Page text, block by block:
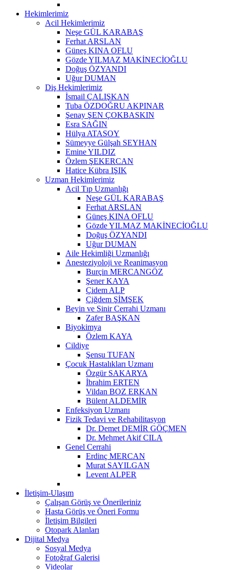
Hekimlerimiz
Acil Hekimlerimiz
Neşe GÜL KARABAŞ
Ferhat ARSLAN
Güneş KINA OFLU
Gözde YILMAZ MAKİNECİOĞLU
Doğuş ÖZYANDI
Uğur DUMAN
Diş Hekimlerimiz
İsmail ÇALIŞKAN
Tuba ÖZDOĞRU AKPINAR
Şenay ŞEN ÇOKBASKIN
Esra SAĞIN
Hülya ATASOY
Sümeyye Gülşah SEYHAN
Emine YILDIZ
Özlem ŞEKERCAN
Hatice Kübra IŞIK
Uzman Hekimlerimiz
Acil Tıp Uzmanlığı
Neşe GÜL KARABAŞ
Ferhat ARSLAN
Güneş KINA OFLU
Gözde YILMAZ MAKİNECİOĞLU
Doğuş ÖZYANDI
Uğur DUMAN
Aile Hekimliği Uzmanlığı
Anesteziyoloji ve Reanimasyon
Burçin MERCANGÖZ
Şener KAYA
Çidem ALP
Çiğdem ŞİMŞEK
Beyin ve Sinir Cerrahi Uzmanı
Zafer BAŞKAN
Biyokimya
Özlem KAYA
Cildiye
Şensu TUFAN
Çocuk Hastalıkları Uzmanı
Özgür SAKARYA
İbrahim ERTEN
Vildan BOZ ERKAN
Bülent ALDEMİR
Enfeksiyon Uzmanı
Fizik Tedavi ve Rehabilitasyon
Dr. Demet DEMİR GÖÇMEN
Dr. Mehmet Akif CILA
Genel Cerrahi
Erdinç MERCAN
Murat SAYILGAN
Levent ALPER
İletişim-Ulaşım
Çalışan Görüş ve Önerileriniz
Hasta Görüş ve Öneri Formu
İletişim Bilgileri
Otopark Alanları
Dijital Medya
Sosyal Medya
Fotoğraf Galerisi
Videolar